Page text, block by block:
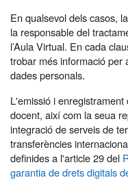
En qualsevol dels casos,
la responsable del
l’Aula Virtual. En cada
trobar més informació per
dades personals.
L'emissió i
docent, així com la seua
integració de serveis de
transferències
definides a l'article 29 del
garantia de drets digitals